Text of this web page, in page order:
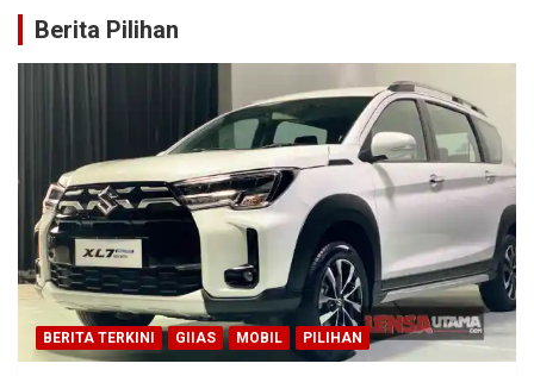
Berita Pilihan
BERITA TERKINI GIIAS MOBIL PILIHAN